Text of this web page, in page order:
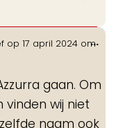
op 17 april 2024 om
gaan. Om
wij niet
naam ook
...